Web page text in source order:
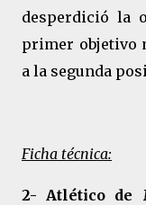
desperdició la
primer objetivo
a la segunda
Ficha técnica:
2- Atlético de